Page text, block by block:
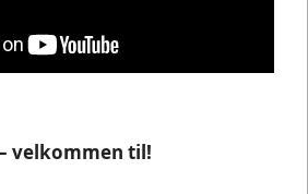
velkommen til!